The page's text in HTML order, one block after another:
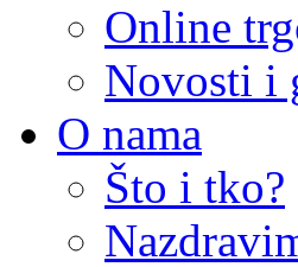
Online
Novosti i
O nama
Što i tko?